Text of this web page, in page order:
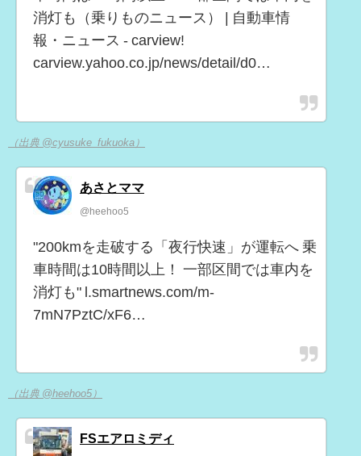
消灯も（乗りものニュース） | 自動車情
報・ニュース - carview!
carview.yahoo.co.jp/news/detail/d0…
（出典 @cyusuke_fukuoka）
あさとママ
@heehoo5
"200kmを走破する「夜行快速」が運転へ 乗
車時間は10時間以上！ 一部区間では車内を
消灯も" l.smartnews.com/m-
7mN7PztC/xF6…
（出典 @heehoo5）
FSエアロミディ